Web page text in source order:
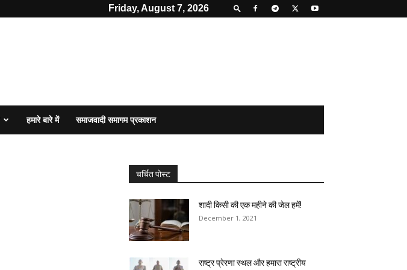
Friday, August 7, 2026
हमारे बारे में समाजवादी समागम प्रकाशन
चर्चित पोस्ट
शादी किसी की एक महीने की जेल हमें!
December 1, 2021
राष्ट्र प्रेरणा स्थल और हमारा राष्ट्रीय